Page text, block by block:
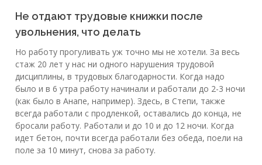
Не отдают трудовые книжки после
увольнения, что делать
Но работу прогуливать уж точно мы не хотели. За весь
стаж 20 лет у нас ни одного нарушения трудовой
дисциплины, в трудовых благодарности. Когда надо
было и в 6 утра работу начинали и работали до 2-3 ночи
(как было в Анапе, например). Здесь, в Степи, также
всегда работали с продленкой, оставались до конца, не
бросали работу. Работали и до 10 и до 12 ночи. Когда
идет бетон, почти всегда работали без обеда, поели на
поле за 10 минут, снова за работу.